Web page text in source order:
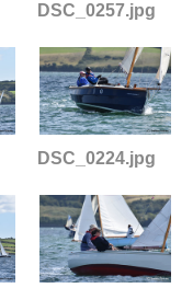
DSC_0257.jpg
DSC_0224.jpg